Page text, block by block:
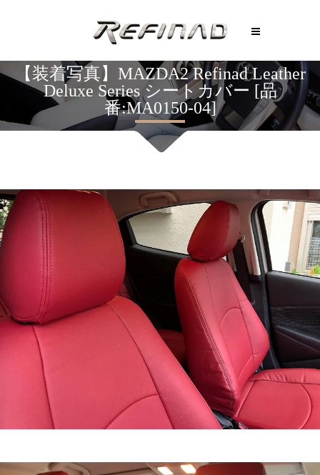
【装着写真】MAZDA2 Refinad Leather
Deluxe Series シートカバー [品
番:MA0150-04]